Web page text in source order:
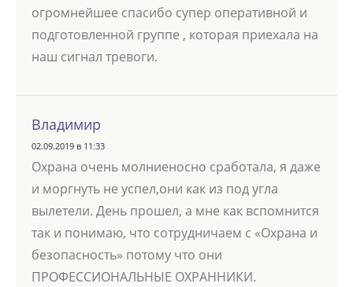
огромнейшее спасибо супер оперативной и
подготовленной группе , которая приехала на
наш сигнал тревоги.
Владимир
02.09.2019 в 11:33
Охрана очень молниеносно сработала, я даже
и моргнуть не успел,они как из под угла
вылетели. День прошел, а мне как вспомнится
так и понимаю, что сотрудничаем с «Охрана и
безопасность» потому что они
ПРОФЕССИОНАЛЬНЫЕ ОХРАННИКИ.